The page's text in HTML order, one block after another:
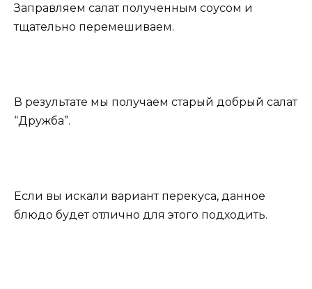
Заправляем салат полученным соусом и
тщательно перемешиваем.
В результате мы получаем старый добрый салат
“Дружба”.
Если вы искали вариант перекуса, данное
блюдо будет отлично для этого подходить.